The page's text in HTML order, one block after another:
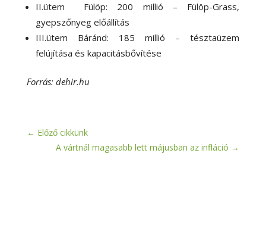
II.ütem Fülöp: 200 millió – Fülöp-Grass,
gyepszőnyeg előállítás
III.ütem Báránd: 185 millió – tésztaüzem
felújítása és kapacitásbővítése
Forrás: dehir.hu
← Előző cikkünk
A vártnál magasabb lett májusban az infláció →